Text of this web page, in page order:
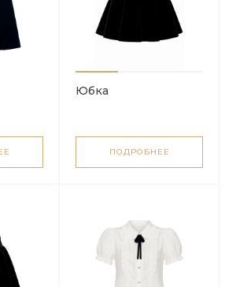
Юбка
ПОДРОБНЕЕ